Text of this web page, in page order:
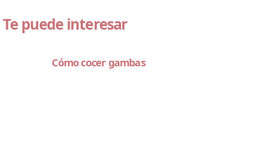
Te puede interesar
Cómo cocer gambas